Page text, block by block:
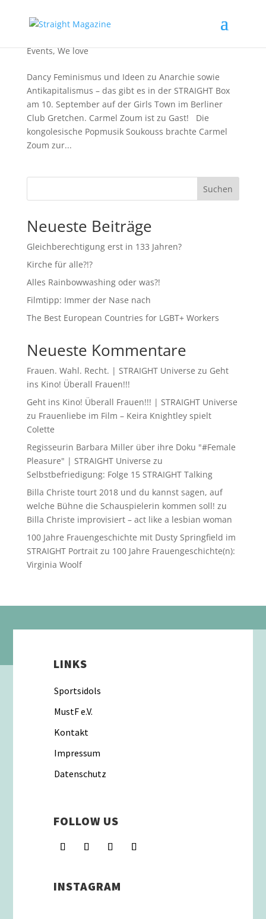
Events,We love
Dancy Feminismus und Ideen zu Anarchie sowie
Antikapitalismus – das gibt es in der STRAIGHT Box
am 10. September auf der Girls Town im Berliner
Club Gretchen. Carmel Zoum ist zu Gast! Die
kongolesische Popmusik Soukouss brachte Carmel
Zoum zur...
Suchen
Neueste Beiträge
Gleichberechtigung erst in 133 Jahren?
Kirche für alle?!?
Alles Rainbowwashing oder was?!
Filmtipp: Immer der Nase nach
The Best European Countries for LGBT+ Workers
Neueste Kommentare
Frauen. Wahl. Recht. | STRAIGHT Universe zu Geht
ins Kino! Überall Frauen!!!
Geht ins Kino! Überall Frauen!!! | STRAIGHT Universe
zu Frauenliebe im Film – Keira Knightley spielt
Colette
Regisseurin Barbara Miller über ihre Doku "#Female
Pleasure" | STRAIGHT Universe zu
Selbstbefriedigung: Folge 15 STRAIGHT Talking
Billa Christe tourt 2018 und du kannst sagen, auf
welche Bühne die Schauspielerin kommen soll! zu
Billa Christe improvisiert – act like a lesbian woman
100 Jahre Frauengeschichte mit Dusty Springfield im
STRAIGHT Portraitzu 100 Jahre Frauengeschichte(n):
Virginia Woolf
LINKS
Sportsidols
MustF e.V.
Kontakt
Impressum
Datenschutz
FOLLOW US
INSTAGRAM